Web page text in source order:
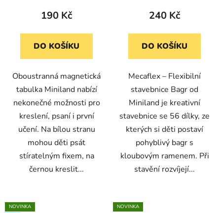
190 Kč
DO KOŠÍKU
Oboustranná magnetická
tabulka Miniland nabízí
nekonečné možnosti pro
kreslení, psaní i první
učení. Na bílou stranu
mohou děti psát
stíratelným fixem, na
černou kreslit...
240 Kč
DO KOŠÍKU
Mecaflex – Flexibilní
stavebnice Bagr od
Miniland je kreativní
stavebnice se 56 dílky, ze
kterých si děti postaví
pohyblivý bagr s
kloubovým ramenem. Při
stavění rozvíjejí...
NOVINKA
NOVINKA